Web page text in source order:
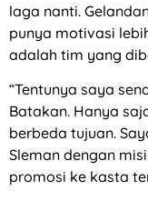
laga nanti.
punya motivasi
adalah tim yang
“Tentunya saya
Batakan. Hanya
berbeda tujuan.
Sleman dengan
promosi ke kasta